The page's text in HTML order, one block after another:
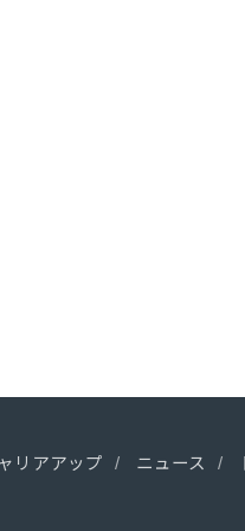
リアアップ ニュース